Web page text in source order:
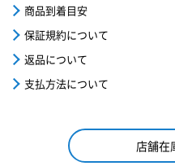
商品到着目安
保証規約について
返品について
支払方法について
店舗在